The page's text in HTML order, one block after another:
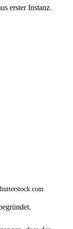
Jahre 1939